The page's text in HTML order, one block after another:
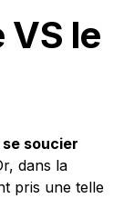
VS le
soucier
dans la
pris une telle